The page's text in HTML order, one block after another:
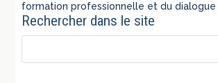
formation professionnelle et du dialogue
Rechercher dans le site